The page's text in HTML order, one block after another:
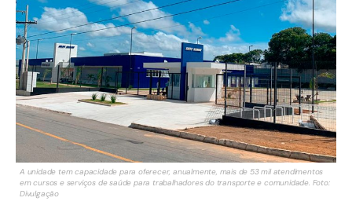
A unidade tem capacidade para oferecer, anualmente, mais de 53 mil atendimentos
em cursos e serviços de saúde para trabalhadores do transporte e comunidade. Foto:
Divulgação